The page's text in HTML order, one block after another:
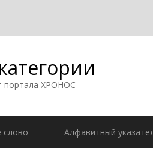
портала ХРОНОС
слово Алфавитный